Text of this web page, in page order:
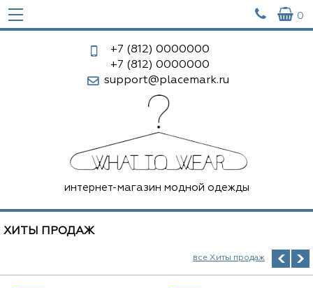
  0
+7 (812) 0000000
+7 (812) 0000000
support@placemark.ru
интернет-магазин модной одежды
ХИТЫ ПРОДАЖ
все Хиты продаж